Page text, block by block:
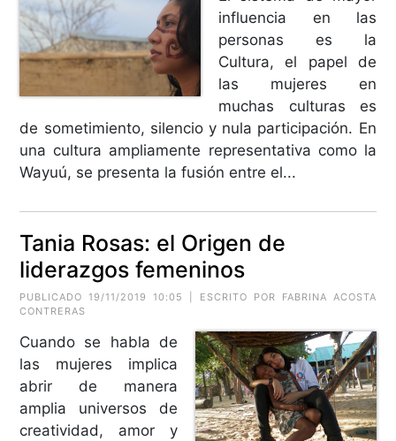
influencia en las
personas es la
Cultura, el papel de
las mujeres en
muchas culturas es
de sometimiento, silencio y nula participación. En
una cultura ampliamente representativa como la
Wayuú, se presenta la fusión entre el...
Tania Rosas: el Origen de
liderazgos femeninos
PUBLICADO 19/11/2019 10:05 | ESCRITO POR FABRINA ACOSTA
CONTRERAS
Cuando se habla de
las mujeres implica
abrir de manera
amplia universos de
creatividad, amor y